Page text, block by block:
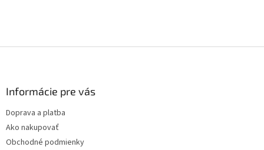
Informácie pre vás
Doprava a platba
Ako nakupovať
Obchodné podmienky